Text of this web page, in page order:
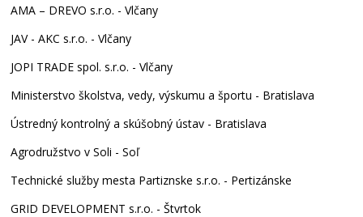
AMA – DREVO s.r.o. - Vlčany
JAV - AKC s.r.o. - Vlčany
JOPI TRADE spol. s.r.o. - Vlčany
Ministerstvo školstva, vedy, výskumu a športu - Bratislava
Ústredný kontrolný a skúšobný ústav - Bratislava
Agrodružstvo v Soli - Soľ
Technické služby mesta Partiznske s.r.o. - Pertizánske
GRID DEVELOPMENT s.r.o. - Štvrtok